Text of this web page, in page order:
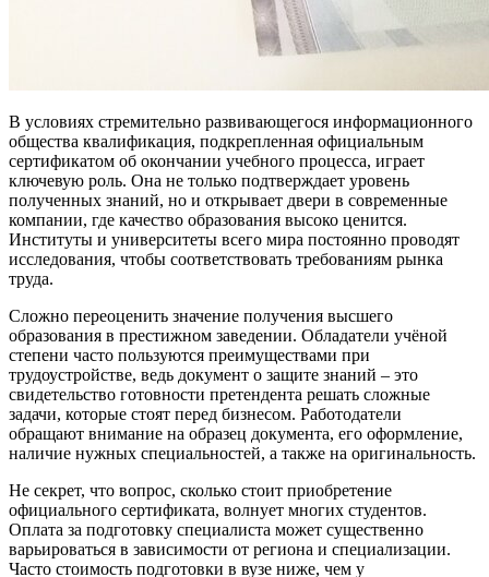
В условиях стремительно развивающегося информационного
общества квалификация, подкрепленная официальным
сертификатом об окончании учебного процесса, играет
ключевую роль. Она не только подтверждает уровень
полученных знаний, но и открывает двери в современные
компании, где качество образования высоко ценится.
Институты и университеты всего мира постоянно проводят
исследования, чтобы соответствовать требованиям рынка
труда.
Сложно переоценить значение получения высшего
образования в престижном заведении. Обладатели учёной
степени часто пользуются преимуществами при
трудоустройстве, ведь документ о защите знаний – это
свидетельство готовности претендента решать сложные
задачи, которые стоят перед бизнесом. Работодатели
обращают внимание на образец документа, его оформление,
наличие нужных специальностей, а также на оригинальность.
Не секрет, что вопрос, сколько стоит приобретение
официального сертификата, волнует многих студентов.
Оплата за подготовку специалиста может существенно
варьироваться в зависимости от региона и специализации.
Часто стоимость подготовки в вузе ниже, чем у